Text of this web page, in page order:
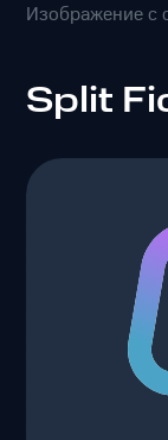
Изображение с
Split